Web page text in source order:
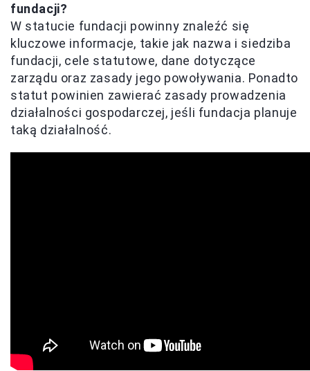
fundacji?
W statucie fundacji powinny znaleźć się
kluczowe informacje, takie jak nazwa i siedziba
fundacji, cele statutowe, dane dotyczące
zarządu oraz zasady jego powoływania. Ponadto
statut powinien zawierać zasady prowadzenia
działalności gospodarczej, jeśli fundacja planuje
taką działalność.